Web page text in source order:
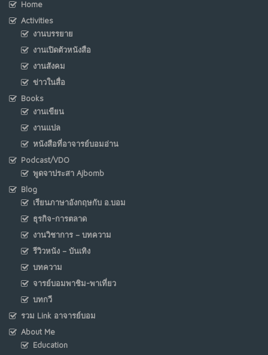
Home
Activities
งานบรรยาย
งานเปิดตัวหนังสือ
งานสังคม
ข่าวในสื่อ
Books
งานเขียน
งานแปล
หนังสือที่อาจารย์บอมอ่าน
Podcast/VDO
พูดจาประสา Ajbomb
Blog
เรียนภาษาอังกฤษกับ อ.บอม
ธุรกิจ-การตลาด
งานวิชาการ – บทความ
รีวิวหนัง – บันเทิง
บทความ
จารย์บอมพาชิม-พาเที่ยว
บทกวี
รวม Link อาจารย์บอม
About Me
Education